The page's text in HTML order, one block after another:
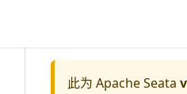
此为 Apache Seata